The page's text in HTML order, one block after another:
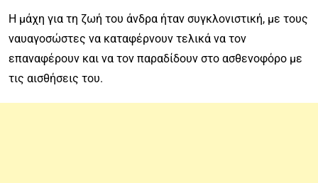
Η μάχη για τη ζωή του άνδρα ήταν συγκλονιστική, με τους
ναυαγοσώστες να καταφέρνουν τελικά να τον
επαναφέρουν και να τον παραδίδουν στο ασθενοφόρο με
τις αισθήσεις του.